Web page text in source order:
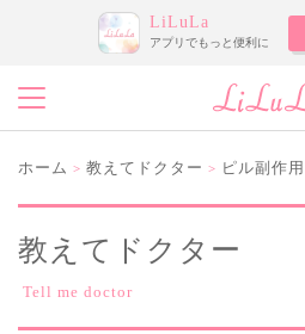
LiLuLa
アプリでもっと便利に
ホーム > 教えてドクター > ピル副作用
教えてドクター
Tell me doctor